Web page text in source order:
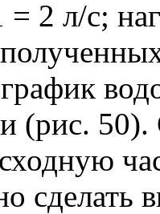
= 2 л/с;
(рис.
сделать